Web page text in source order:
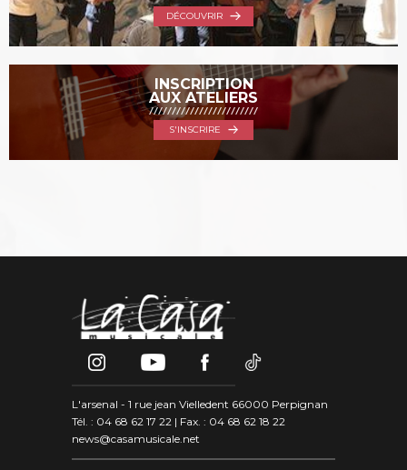
DÉCOUVRIR
INSCRIPTION
AUX ATELIERS
S'INSCRIRE
L'arsenal - 1 rue jean Vielledent 66000 Perpignan
Tél. : 04 68 62 17 22 | Fax. : 04 68 62 18 22
news@casamusicale.net